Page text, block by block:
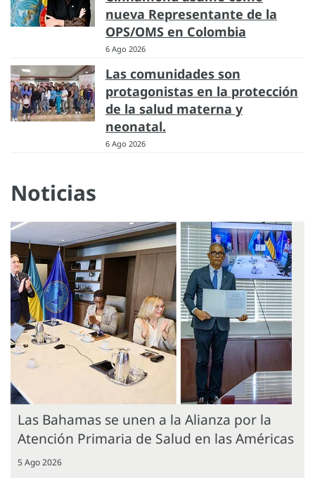
nueva Representante de la
OPS/OMS en Colombia
6 Ago 2026
Las comunidades son
protagonistas en la protección
de la salud materna y
neonatal.
6 Ago 2026
Noticias
Las Bahamas se unen a la Alianza por la
Atención Primaria de Salud en las Américas
5 Ago 2026